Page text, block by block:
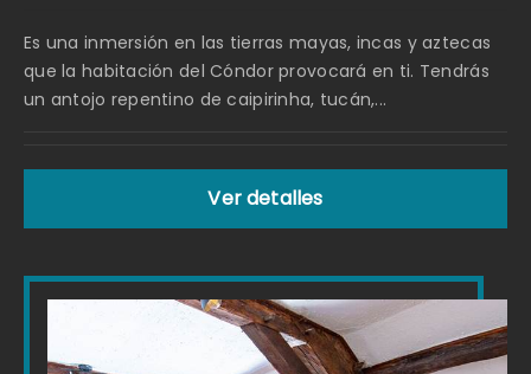
Es una inmersión en las tierras mayas, incas y aztecas
que la habitación del Cóndor provocará en ti. Tendrás
un antojo repentino de caipirinha, tucán,...
Ver detalles